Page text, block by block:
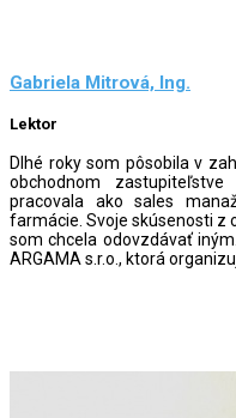
Gabriela Mitrová, Ing.
Lektor
Dlhé roky som pôsobila v
obchodnom
pracovala ako sales
farmácie. Svoje skúsenosti z
som chcela odovzdávať
ARGAMA s.r.o., ktorá